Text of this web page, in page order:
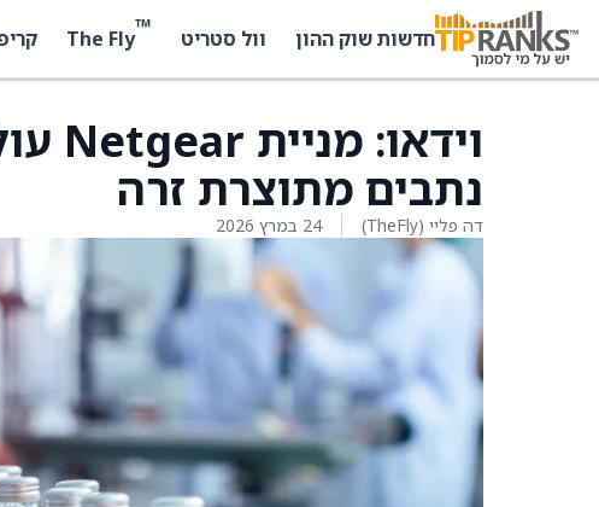
חדשות שוק ההון וול סטריט ™
The Fly
נתבים מתוצרת זרה
דה פליי (TheFly) 24 במרץ 2026